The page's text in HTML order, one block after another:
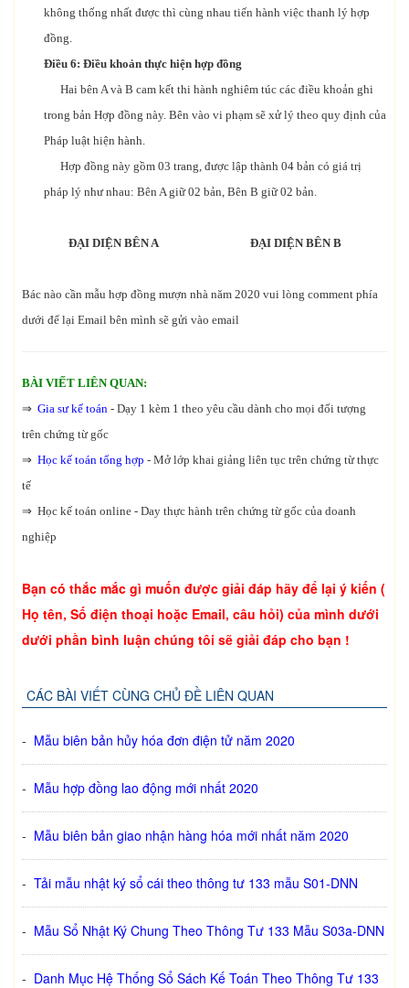
không thống nhất được thì cùng nhau tiến hành việc thanh lý hợp
đồng.
Điều 6: Điều khoản thực hiện hợp đồng
Hai bên A và B cam kết thi hành nghiêm túc các điều khoản ghi
trong bản Hợp đồng này. Bên vào vi phạm sẽ xử lý theo quy định của
Pháp luật hiện hành.
Hợp đồng này gồm 03 trang, được lập thành 04 bản có giá trị
pháp lý như nhau: Bên A giữ 02 bản, Bên B giữ 02 bản.
ĐẠI DIỆN BÊN A ĐẠI DIỆN BÊN B
Bác nào cần mẫu hợp đồng mượn nhà năm 2020 vui lòng comment phía
dưới để lại Email bên mình sẽ gửi vào email
BÀI VIẾT LIÊN QUAN:
⇒ Gia sư kế toán - Dạy 1 kèm 1 theo yêu cầu dành cho mọi đối tượng
trên chứng từ gốc
⇒ Học kế toán tổng hợp - Mở lớp khai giảng liên tục trên chứng từ thực
tế
⇒ Học kế toán online - Day thực hành trên chứng từ gốc của doanh
nghiệp
Bạn có thắc mắc gì muốn được giải đáp hãy để lại ý kiến (
Họ tên, Số điện thoại hoặc Email, câu hỏi) của mình dưới
dưới phần bình luận chúng tôi sẽ giải đáp cho bạn !
CÁC BÀI VIẾT CÙNG CHỦ ĐỀ LIÊN QUAN
- Mẫu biên bản hủy hóa đơn điện tử năm 2020
- Mẫu hợp đồng lao động mới nhất 2020
- Mẫu biên bản giao nhận hàng hóa mới nhất năm 2020
- Tải mẫu nhật ký sổ cái theo thông tư 133 mẫu S01-DNN
- Mẫu Sổ Nhật Ký Chung Theo Thông Tư 133 Mẫu S03a-DNN
- Danh Mục Hệ Thống Sổ Sách Kế Toán Theo Thông Tư 133